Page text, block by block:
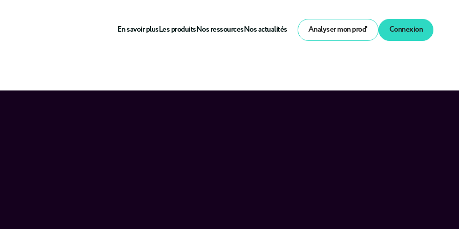
En savoir plusLes produitsNos ressourcesNos actualités Analyser mon prod' Connexion